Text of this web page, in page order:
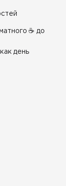
☕️ до
день